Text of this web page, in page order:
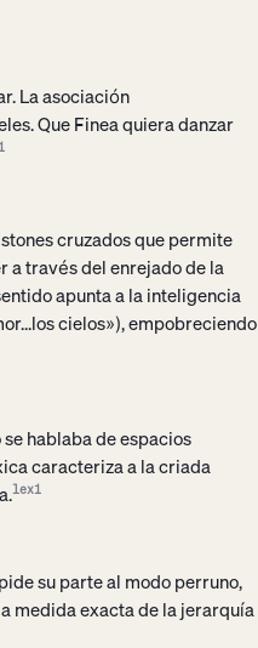
La asociación
Que Finea quiera danzar
1
cruzados que permite
a través del enrejado de la
apunta a la inteligencia
cielos»), empobreciendo
hablaba de espacios
caracteriza a la criada
lex1
su parte al modo perruno,
medida exacta de la jerarquía